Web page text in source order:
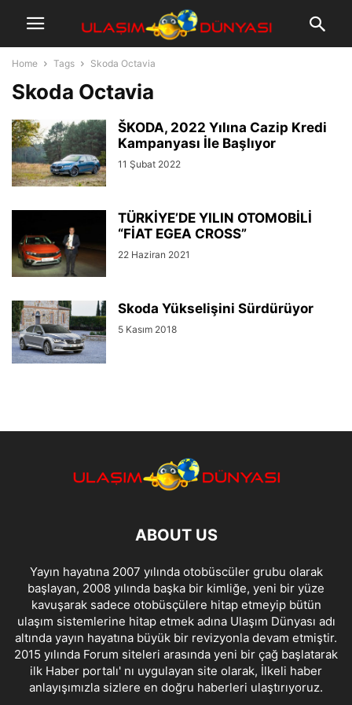
Home Tags Skoda Octavia
Skoda Octavia
ŠKODA, 2022 Yılına Cazip Kredi
Kampanyası İle Başlıyor
11 Şubat 2022
TÜRKİYE’DE YILIN OTOMOBİLİ
“FİAT EGEA CROSS”
22 Haziran 2021
Skoda Yükselişini Sürdürüyor
5 Kasım 2018
ABOUT US
Yayın hayatına 2007 yılında otobüscüler grubu olarak
başlayan, 2008 yılında başka bir kimliğe, yeni bir yüze
kavuşarak sadece otobüsçülere hitap etmeyip bütün
ulaşım sistemlerine hitap etmek adına Ulaşım Dünyası adı
altında yayın hayatına büyük bir revizyonla devam etmiştir.
2015 yılında Forum siteleri arasında yeni bir çağ başlatarak
ilk Haber portalı' nı uygulayan site olarak, İlkeli haber
anlayışımızla sizlere en doğru haberleri ulaştırıyoruz.